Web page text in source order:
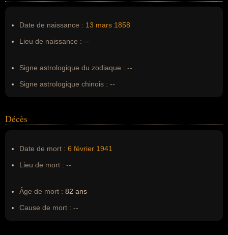
Date de naissance : 13 mars 1858
Lieu de naissance : --
Signe astrologique du zodiaque : --
Signe astrologique chinois : --
Décès
Date de mort : 6 février 1941
Lieu de mort : --
Âge de mort : 82 ans
Cause de mort : --